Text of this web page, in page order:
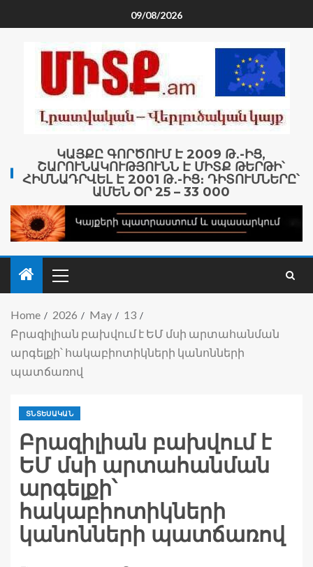
09/08/2026
ԿԱՅՔԸ ԳՈՐԾՈՒՄ Է 2009 Թ․-ԻՑ,
ՇԱՐՈՒՆԱԿՈՒԹՅՈՒՆՆ Է ՄԻՏՔ ԹԵՐԹԻ՝
ՀԻՄՆԱԴՐՎԵԼ Է 2001 Թ․-ԻՑ։ ԴԻՏՈՒՄՆԵՐԸ՝
ԱՄԵՆ ՕՐ 25 – 33 000
Home 2026 May
13
Բրազիլիան բախվում է ԵՄ մսի արտահանման
արգելքի՝ հակաբիոտիկների կանոնների
պատճառով
ՏՆՏԵՍԱԿԱՆ
Բրազիլիան բախվում է
ԵՄ մսի արտահանման
արգելքի՝
հակաբիոտիկների
կանոնների պատճառով